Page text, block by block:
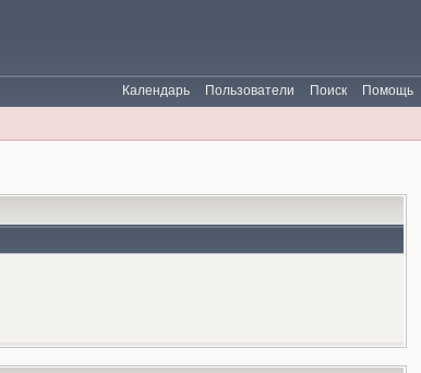
Помощь
Поиск
Пользователи
Календарь